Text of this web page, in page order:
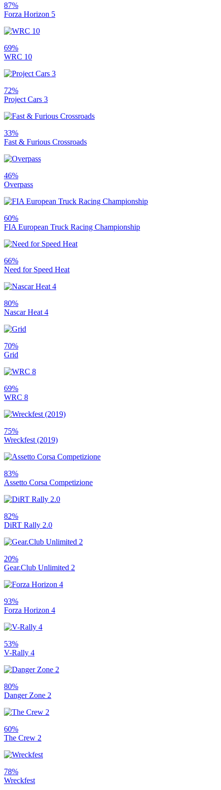
87%
Forza Horizon 5
69%
WRC 10
72%
Project Cars 3
33%
Fast & Furious Crossroads
46%
Overpass
60%
FIA European Truck Racing Championship
66%
Need for Speed Heat
80%
Nascar Heat 4
70%
Grid
69%
WRC 8
75%
Wreckfest (2019)
83%
Assetto Corsa Competizione
82%
DiRT Rally 2.0
20%
Gear.Club Unlimited 2
93%
Forza Horizon 4
53%
V-Rally 4
80%
Danger Zone 2
60%
The Crew 2
78%
Wreckfest